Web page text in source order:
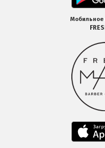
Мобильное